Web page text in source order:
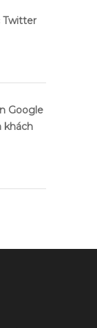
Twitter
Google
khách